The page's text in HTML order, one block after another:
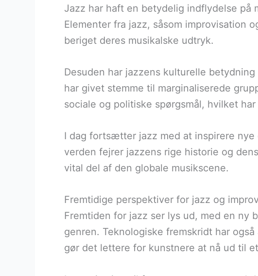
Jazz har haft en betydelig indflydelse på
Elementer fra jazz, såsom improvisation
beriget deres musikalske udtryk.
Desuden har jazzens kulturelle
har givet stemme til marginaliserede
sociale og politiske spørgsmål, hvilket
I dag fortsætter jazz med at inspirere
verden fejrer jazzens rige historie og
vital del af den globale musikscene.
Fremtidige perspektiver for jazz og
Fremtiden for jazz ser lys ud, med en ny
genren. Teknologiske fremskridt har
gør det lettere for kunstnere at nå ud til